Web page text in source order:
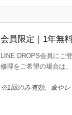
会員限定｜1年無
LINE DROPS会員にご
修理をご希望の場合は
※1回のみ有効。傘やレ